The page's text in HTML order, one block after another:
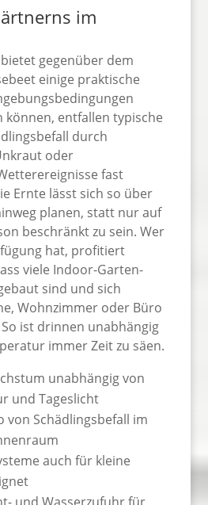
im
gegenüber dem
einige praktische
entfallen typische
durch
oder
fast
Ernte lässt sich so über
planen, statt nur auf
beschränkt zu sein. Wer
hat, profitiert
viele Indoor-Garten-
sind und sich
Wohnzimmer oder Büro
ist drinnen unabhängig
immer Zeit zu säen.
unabhängig von
und Tageslicht
von Schädlingsbefall im
auch für kleine